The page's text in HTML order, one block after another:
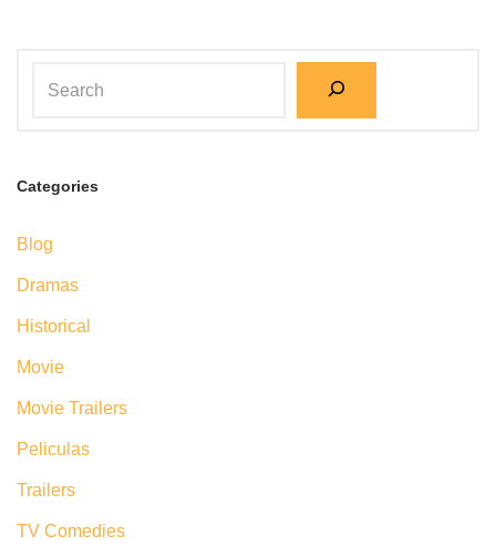
Categories
Blog
Dramas
Historical
Movie
Movie Trailers
Peliculas
Trailers
TV Comedies